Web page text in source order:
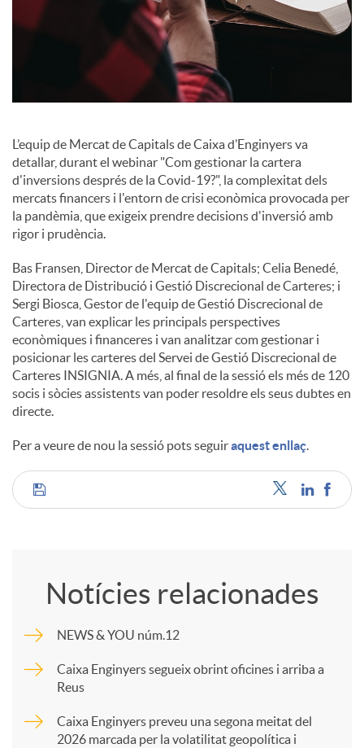
a
L’equip de Mercat de Capitals de Caixa d’Enginyers va
detallar, durant el webinar "Com gestionar la cartera
d'inversions després de la Covid-19?", la complexitat dels
mercats financers i l'entorn de crisi econòmica provocada per
la pandèmia, que exigeix prendre decisions d'inversió amb
rigor i prudència.
Bas Fransen, Director de Mercat de Capitals; Celia Benedé,
Directora de Distribució i Gestió Discrecional de Carteres; i
Sergi Biosca, Gestor de l'equip de Gestió Discrecional de
Carteres, van explicar les principals perspectives
econòmiques i financeres i van analitzar com gestionar i
posicionar les carteres del Servei de Gestió Discrecional de
Carteres INSIGNIA. A més, al final de la sessió els més de 120
socis i sòcies assistents van poder resoldre els seus dubtes en
directe.
Per a veure de nou la sessió pots seguiraquest enllaç.
C
m
p
a
Notícies relacionades
NEWS & YOU núm.12
Caixa Enginyers segueix obrint oficines i arriba a
Reus
Caixa Enginyers preveu una segona meitat del
2026 marcada per la volatilitat geopolítica i